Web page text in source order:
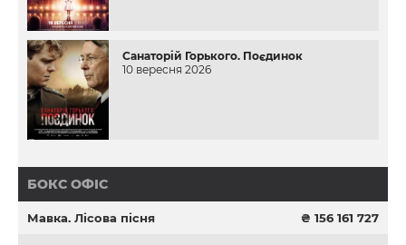
Санаторій Горького. Поєдинок
10 вересня 2026
БОКС ОФІС
Мавка. Лісова пісня ₴ 156 161 727